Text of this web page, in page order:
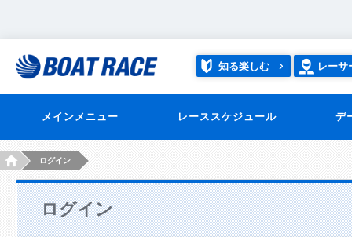
知る楽しむ レーサ
メインメニュー レーススケジュール デ
HOMEログイン
ログイン